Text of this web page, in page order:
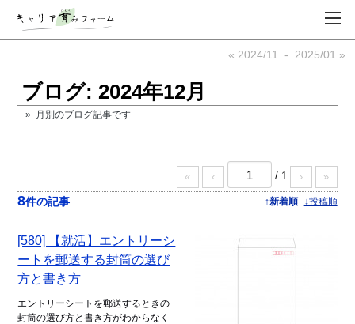
ブログ: 2024年12月
« 2024/11 - 2025/01 »
» 月別のブログ記事です
8件の記事 ↑新着順 ↓投稿順
« ‹ / 1 › »
[580] 【就活】エントリーシ
ートを郵送する封筒の選び
方と書き方
エントリーシートを郵送するときの
封筒の選び方と書き方がわからなく